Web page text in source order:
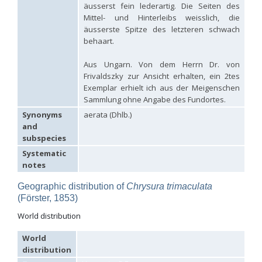
Mocsáry, 1889
Hedychrum aureicolle rhodicyprium Linsenmaier, 1987
Dahlbom, 1854
Semenov, 1967
Förster, 1853
Hedychrum luculentum bytinskiiLinsenmaier, 1959
Trautmann, 1929
Hedychrum micans europaeumLinsenmaier, 1959
Hedychrum mithras
Hedychrum niemelai
Hedychrum nobile(Scopoli, 1763)
Hedychrum nobile antigai
Hedychrum rufipes
Hedychrum rutilans subparvolumLinsenmaier, 1959
Hedychrum rutilans viridaureum
Hedychrum semiviolaceumMocsáry, 1889
Hedychrum virens
Hedychrum virens caucasium
Hedychrum viridilineolatum
äusserst fein lederartig. Die Seiten des
Mittel- und Hinterleibs weisslich, die
äusserste Spitze des letzteren schwach
behaart.
Aus Ungarn. Von dem Herrn Dr. von
Frivaldszky zur Ansicht erhalten, ein 2tes
Exemplar erhielt ich aus der Meigenschen
Sammlung ohne Angabe des Fundortes.
Synonyms
and
subspecies
aerata (Dhlb.)
Systematic
notes
Geographic distribution of Chrysura trimaculata
(Förster, 1853)
World distribution
World
distribution